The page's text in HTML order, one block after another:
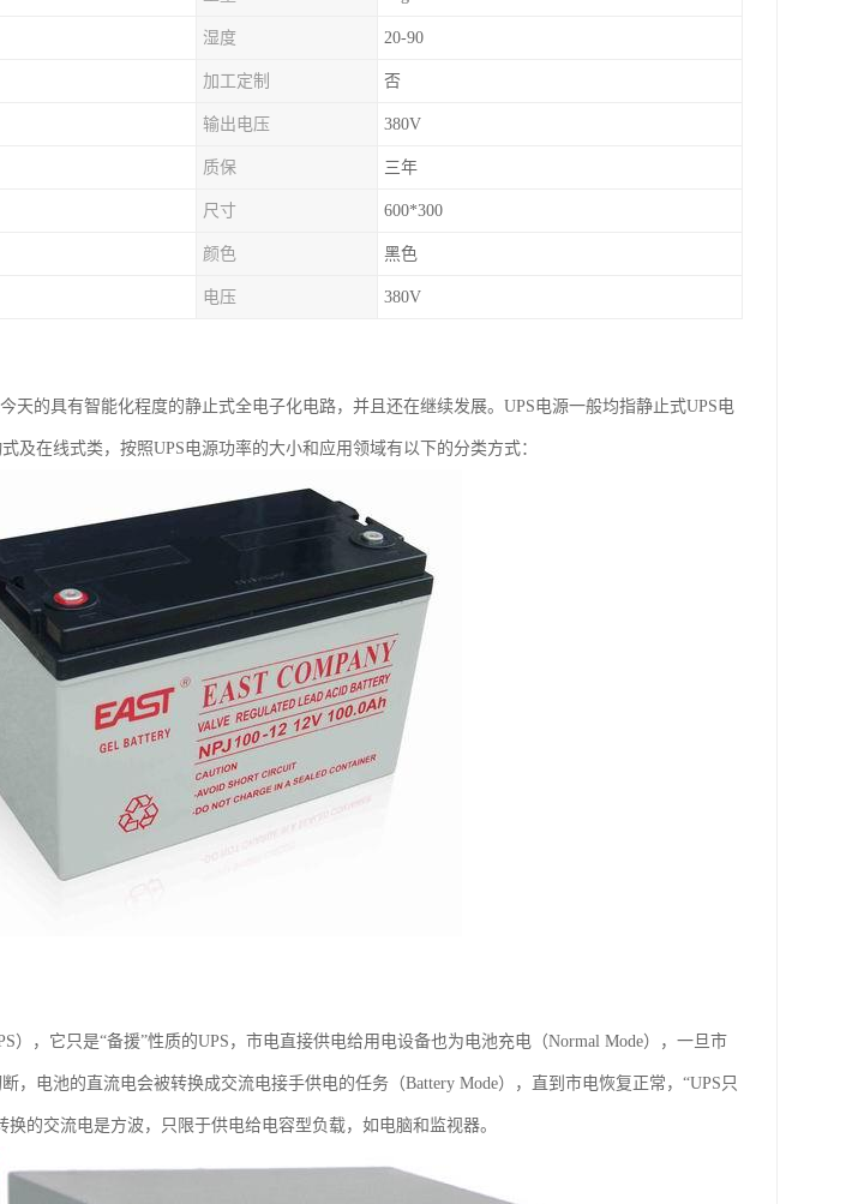
湿度 20-90
加工定制 否
输出电压 380V
质保 三年
尺寸 600*300
颜色 黑色
电压 380V
天的具有智能化程度的静止式全电子化电路，并且还在继续发展。UPS电源一般均指静止式UPS电
及在线式类，按照UPS电源功率的大小和应用领域有以下的分类方式：
），它只是“备援”性质的UPS，市电直接供电给用电设备也为电池充电（Normal Mode），一旦市
，电池的直流电会被转换成交流电接手供电的任务（Battery Mode），直到市电恢复正常，“UPS只
的交流电是方波，只限于供电给电容型负载，如电脑和监视器。